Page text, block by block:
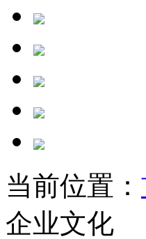
当前位置：
企业文化